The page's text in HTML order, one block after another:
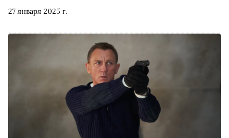
27 января 2025 г.
спикерами обсудили, почему люди до сих пор верят в